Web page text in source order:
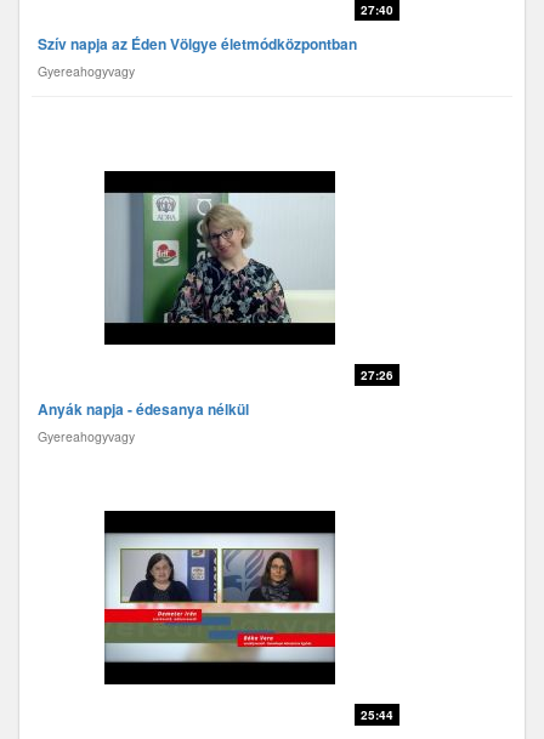
27:40
Szív napja az Éden Völgye életmódközpontban
Gyereahogyvagy
27:26
Anyák napja - édesanya nélkül
Gyereahogyvagy
25:44